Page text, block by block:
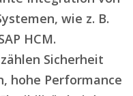
wie z. B.
HCM.
Sicherheit
hohe Performance